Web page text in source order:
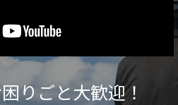
りごと大歓迎！